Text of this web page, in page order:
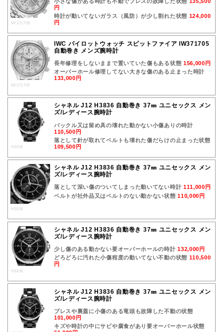
IW371705
円
時計が動いてないガラス（風防）が少し割れた状態 124,000
円
IW371705
IWC パイロットウォッチ スピットファイア IW371705
自動巻き メンズ腕時計
長年修理をしないままで置いていた傷もある状態 156,000円
オーバーホール修理してない大きな傷のある止まった時計
133,000円
H3836
シャネル J12 H3836 自動巻き 37㎜ ユニセックス メン
ズ/レディース腕時計
バックル又は留め具の壊れた動かない小傷ありの時計
110,500円
落として針が取れてベルトも壊れた傷だらけの止まった状態
109,500円
H3836
シャネル J12 H3836 自動巻き 37㎜ ユニセックス メン
ズ/レディース腕時計
落として深い傷のついてしまった動いてない時計 111,000円
ベルトが社外品又はベルトのない動かない状態110,000円
H3836
シャネル J12 H3836 自動巻き 37㎜ ユニセックス メン
ズ/レディース腕時計
少し傷のある動かない要オーバーホールの時計132,000円
どろどろに汚れた小傷程度の動いてない不動の状態 110,500
円
シャネル J12 H3836 自動巻き 37㎜ ユニセックス メン
ズ/レディース腕時計
ブレスや裏蓋に小傷のある竜頭も故障した不動の状態
101,000円
キズや時計の中にサビや腐食があり要オーバーホール状態